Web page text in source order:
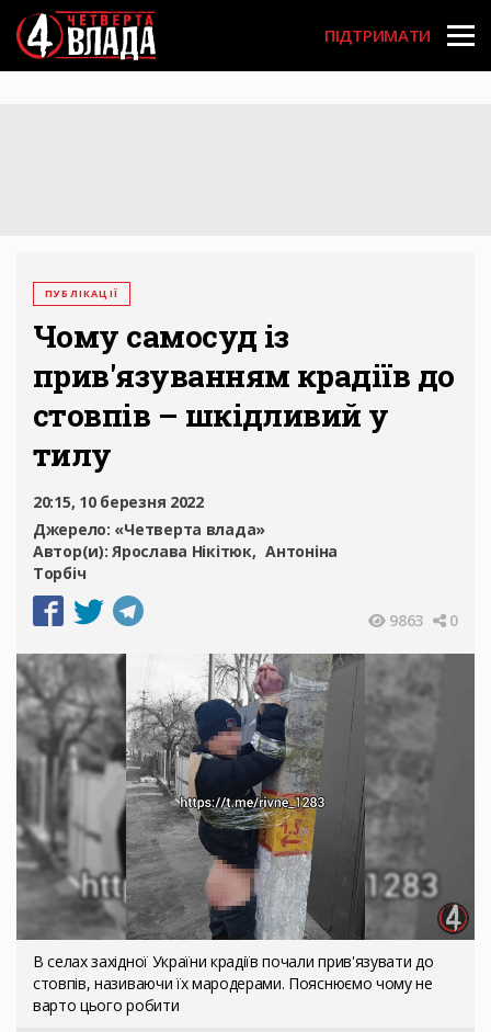
Перейти
до
основного
вмісту
User
account
ПІДТРИМАТИ
ПУБЛІКАЦІЇ
Чому самосуд із
прив'язуванням крадіїв до
стовпів – шкідливий у
тилу
20:15, 10 березня 2022
Джерело: «Четверта влада»
Автор(и):Ярослава Нікітюк
Антоніна
Торбіч
9863 0
В селах західної України крадіїв почали прив'язувати до
стовпів, називаючи їх мародерами. Пояснюємо чому не
варто цього робити